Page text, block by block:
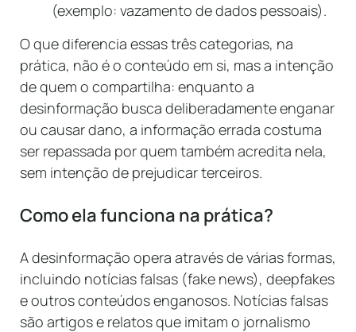
(exemplo: vazamento de dados pessoais).
O que diferencia essas três categorias, na
prática, não é o conteúdo em si, mas a intenção
de quem o compartilha: enquanto a
desinformação busca deliberadamente enganar
ou causar dano, a informação errada costuma
ser repassada por quem também acredita nela,
sem intenção de prejudicar terceiros.
Como ela funciona na prática?
A desinformação opera através de várias formas,
incluindo notícias falsas (fake news), deepfakes
e outros conteúdos enganosos. Notícias falsas
são artigos e relatos que imitam o jornalismo